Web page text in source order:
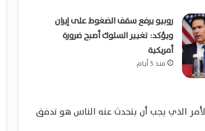
روبيو يرفع سقف الضغوط على إيران
ويؤكد: تغيير السلوك أصبح ضرورة
أمريكية
منذ 5 أيام
الذي يجب أن يتحدث عنه الناس هو تدفق